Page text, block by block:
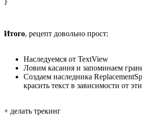
}
Итого, рецепт довольно прост:
Наследуемся от TextView
Ловим касания и запоминаем
Создаем наследника
красить текст в зависимости от
+ делать трекинг